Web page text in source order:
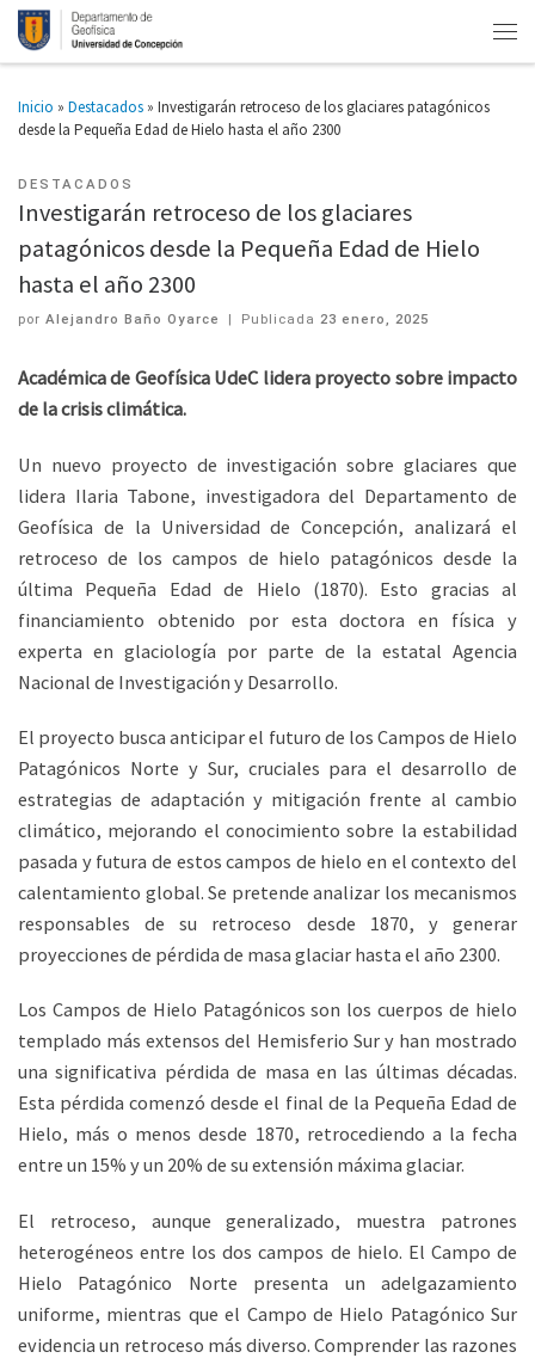
Inicio » Destacados » Investigarán retroceso de los glaciares patagónicos
desde la Pequeña Edad de Hielo hasta el año 2300
DESTACADOS
Investigarán retroceso de los glaciares
patagónicos desde la Pequeña Edad de Hielo
hasta el año 2300
por Alejandro Baño Oyarce | Publicada23 enero, 2025
Académica de Geofísica UdeC lidera proyecto sobre impacto
de la crisis climática.
Un nuevo proyecto de investigación sobre glaciares que
lidera Ilaria Tabone, investigadora del Departamento de
Geofísica de la Universidad de Concepción, analizará el
retroceso de los campos de hielo patagónicos desde la
última Pequeña Edad de Hielo (1870). Esto gracias al
financiamiento obtenido por esta doctora en física y
experta en glaciología por parte de la estatal Agencia
Nacional de Investigación y Desarrollo.
El proyecto busca anticipar el futuro de los Campos de Hielo
Patagónicos Norte y Sur, cruciales para el desarrollo de
estrategias de adaptación y mitigación frente al cambio
climático, mejorando el conocimiento sobre la estabilidad
pasada y futura de estos campos de hielo en el contexto del
calentamiento global. Se pretende analizar los mecanismos
responsables de su retroceso desde 1870, y generar
proyecciones de pérdida de masa glaciar hasta el año 2300.
Los Campos de Hielo Patagónicos son los cuerpos de hielo
templado más extensos del Hemisferio Sur y han mostrado
una significativa pérdida de masa en las últimas décadas.
Esta pérdida comenzó desde el final de la Pequeña Edad de
Hielo, más o menos desde 1870, retrocediendo a la fecha
entre un 15% y un 20% de su extensión máxima glaciar.
El retroceso, aunque generalizado, muestra patrones
heterogéneos entre los dos campos de hielo. El Campo de
Hielo Patagónico Norte presenta un adelgazamiento
uniforme, mientras que el Campo de Hielo Patagónico Sur
evidencia un retroceso más diverso. Comprender las razones